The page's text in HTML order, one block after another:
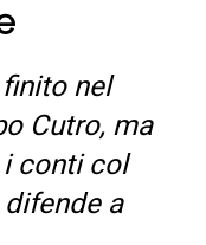
nel
Cutro, ma
conti col
a